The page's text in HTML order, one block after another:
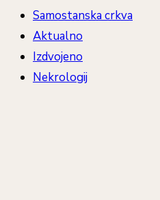
Samostanska crkva
Aktualno
Izdvojeno
Nekrologij